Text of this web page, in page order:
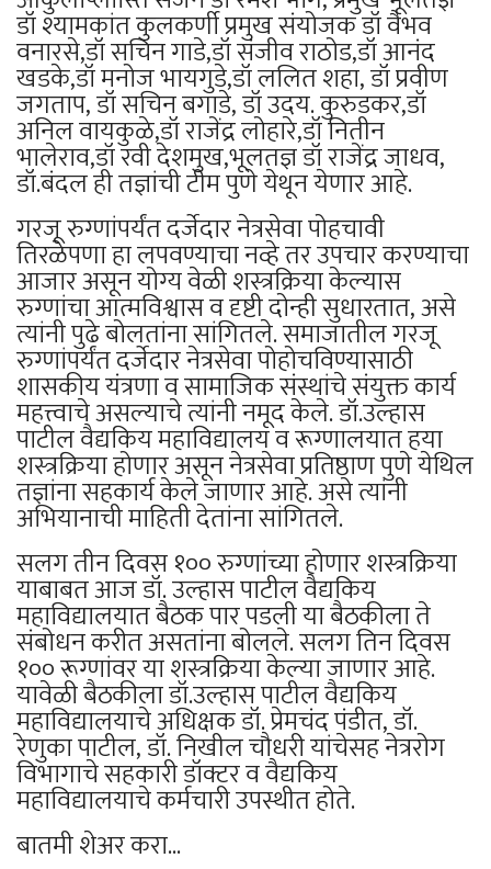
डॉ श्यामकांत कुलकर्णी प्रमुख संयोजक डॉ वैभव
वनारसे,डॉ सचिन गाडे,डॉ संजीव राठोड,डॉ आनंद
खडके,डॉ मनोज भायगुडे,डॉ ललित शहा, डॉ प्रवीण
जगताप, डॉ सचिन बगाडे, डॉ उदय. कुरुडकर,डॉ
अनिल वायकुळे,डॉ राजेंद्र लोहारे,डॉ नितीन
भालेराव,डॉ रवी देशमुख,भूलतज्ञ डॉ राजेंद्र जाधव,
डॉ.बंदल ही तज्ञांची टीम पुणे येथून येणार आहे.
गरजू रुग्णांपर्यंत दर्जेदार नेत्रसेवा पोहचावी
तिरळेपणा हा लपवण्याचा नव्हे तर उपचार करण्याचा
आजार असून योग्य वेळी शस्त्रक्रिया केल्यास
रुग्णांचा आत्मविश्वास व दृष्टी दोन्ही सुधारतात, असे
त्यांनी पुढे बोलतांना सांगितले. समाजातील गरजू
रुग्णांपर्यंत दर्जेदार नेत्रसेवा पोहोचविण्यासाठी
शासकीय यंत्रणा व सामाजिक संस्थांचे संयुक्त कार्य
महत्त्वाचे असल्याचे त्यांनी नमूद केले. डॉ.उल्हास
पाटील वैद्यकिय महाविद्यालय व रूग्णालयात हया
शस्त्रक्रिया होणार असून नेत्रसेवा प्रतिष्ठाण पुणे येथिल
तज्ञांना सहकार्य केले जाणार आहे. असे त्यांनी
अभियानाची माहिती देतांना सांगितले.
सलग तीन दिवस १०० रुग्णांच्या होणार शस्त्रक्रिया
याबाबत आज डॉ. उल्हास पाटील वैद्यकिय
महाविद्यालयात बैठक पार पडली या बैठकीला ते
संबोधन करीत असतांना बोलले. सलग तिन दिवस
१०० रूग्णांवर या शस्त्रक्रिया केल्या जाणार आहे.
यावेळी बैठकीला डॉ.उल्हास पाटील वैद्यकिय
महाविद्यालयाचे अधिक्षक डॉ. प्रेमचंद पंडीत, डॉ.
रेणुका पाटील, डॉ. निखील चौधरी यांचेसह नेत्ररोग
विभागाचे सहकारी डॉक्टर व वैद्यकिय
महाविद्यालयाचे कर्मचारी उपस्थीत होते.
बातमी शेअर करा...